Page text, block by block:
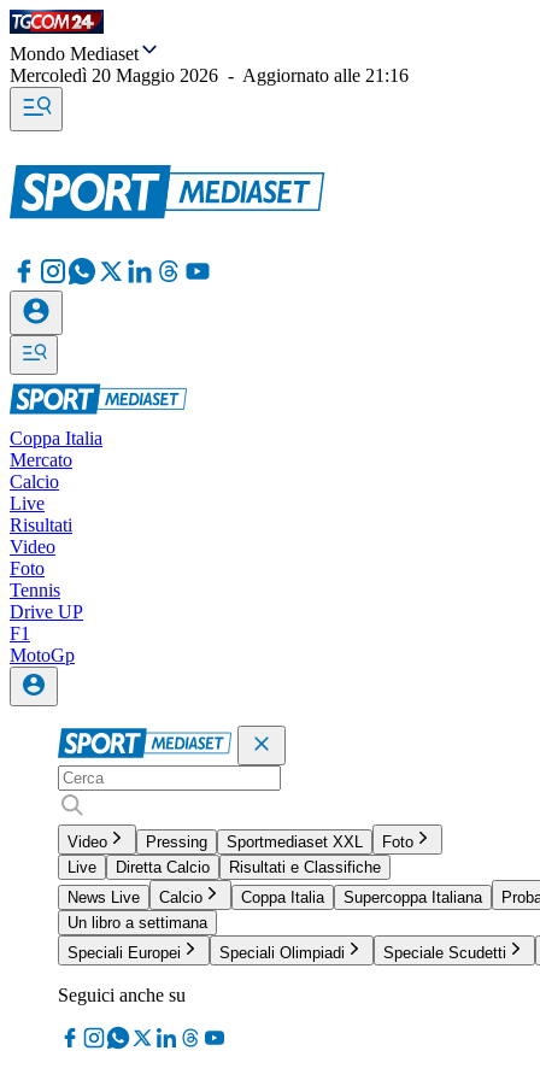
Mondo Mediaset
Mercoledì 20 Maggio 2026 - Aggiornato alle 21:16
Coppa Italia
Mercato
Calcio
Live
Risultati
Video
Foto
Tennis
Drive UP
F1
MotoGp
Video Pressing Sportmediaset XXL
Foto
Live
Diretta Calcio
Risultati e Classifiche
News Live
Calcio Coppa Italia Supercoppa Italiana
Un libro a settimana
Speciali Europei
Speciali Olimpiadi Speciale Scudetti
Seguici anche su